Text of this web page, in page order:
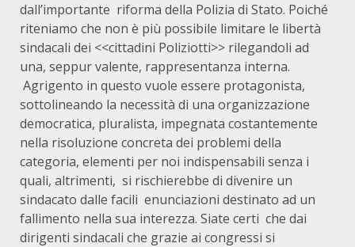
dall’importante riforma della Polizia di Stato. Poiché
riteniamo che non è più possibile limitare le libertà
sindacali dei <<cittadini Poliziotti>> rilegandoli ad
una, seppur valente, rappresentanza interna.
Agrigento in questo vuole essere protagonista,
sottolineando la necessità di una organizzazione
democratica, pluralista, impegnata costantemente
nella risoluzione concreta dei problemi della
categoria, elementi per noi indispensabili senza i
quali, altrimenti, si rischierebbe di divenire un
sindacato dalle facili enunciazioni destinato ad un
fallimento nella sua interezza. Siate certi che dai
dirigenti sindacali che grazie ai congressi si